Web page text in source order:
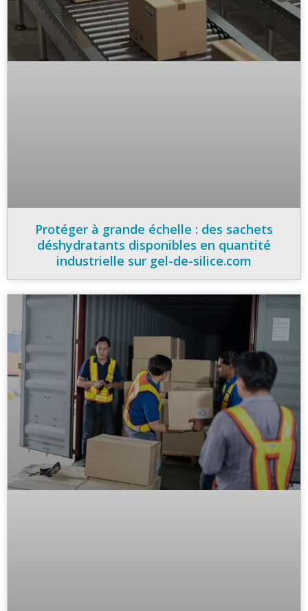
Protéger à grande échelle : des sachets
déshydratants disponibles en quantité
industrielle sur gel-de-silice.com